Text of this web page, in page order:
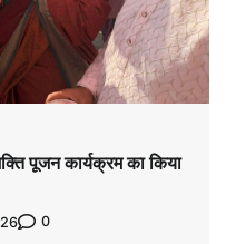
पूजन कार्यक्रम का किया
0